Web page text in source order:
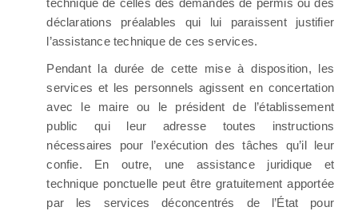
technique de celles des demandes de permis ou des
déclarations préalables qui lui paraissent justifier
l’assistance technique de ces services.
Pendant la durée de cette mise à disposition, les
services et les personnels agissent en concertation
avec le maire ou le président de l’établissement
public qui leur adresse toutes instructions
nécessaires pour l’exécution des tâches qu’il leur
confie. En outre, une assistance juridique et
technique ponctuelle peut être gratuitement apportée
par les services déconcentrés de l’État pour